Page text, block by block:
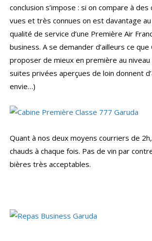
conclusion s’impose : si on compare à des
vues et très connues on est davantage au
qualité de service d’une Première Air
business. A se demander d’ailleurs ce
proposer de mieux en première au
suites privées aperçues de loin donnent
envie…)
Quant à nos deux moyens courriers de
chauds à chaque fois. Pas de vin par
bières très acceptables.